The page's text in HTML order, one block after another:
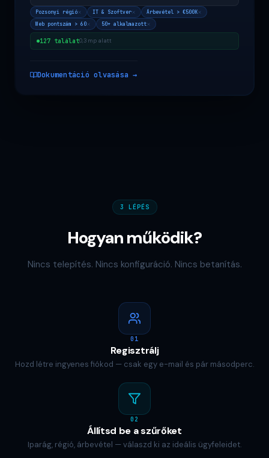
Pozsonyi régió IT & Szoftver
Árbevétel > €500K
Web pontszám > 60
50+ alkalmazott
127 találat0,3 mp alatt
Dokumentáció olvasása →
3 LÉPÉS
Hogyan működik?
Nincs telepítés. Nincs konfiguráció. Nincs betanítás.
01
Regisztrálj
Hozd létre ingyenes fiókod — csak egy e-mail és pár másodperc.
02
Állítsd be a szűrőket
Iparág, régió, árbevétel — válaszd ki az ideális ügyfeleidet.